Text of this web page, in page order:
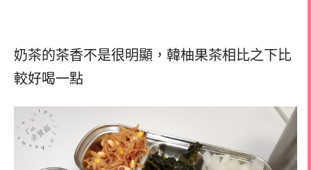
奶茶的茶香不是很明顯，韓柚果茶相比之下比
較好喝一點